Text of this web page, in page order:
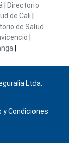
Directorio
de Cali
de Salud
Ltda.
y Condiciones